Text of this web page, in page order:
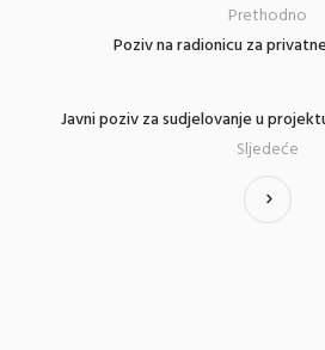
Poziv na radionicu za
Prethodno
Javni poziv za sudjelovanje u
Sljedeće